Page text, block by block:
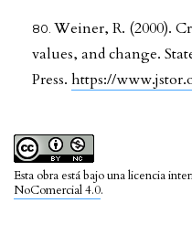
Esta obra está bajo una licencia
NoComercial 4.0.
Weiner, R. (2000).
values, and change.
Press. https://